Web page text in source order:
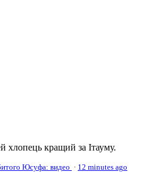
хлопець кращий за Ітауму.
Юсуфа: видео · 12 minutes ago